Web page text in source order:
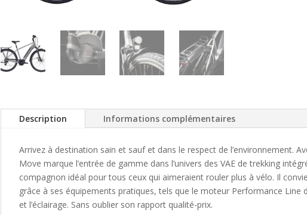
Description Informations complémentaires
Arrivez à destination sain et sauf et dans le respect de l’environnement.
Move marque l’entrée de gamme dans l’univers des VAE de trekking
compagnon idéal pour tous ceux qui aimeraient rouler plus à vélo. Il
grâce à ses équipements pratiques, tels que le moteur Performance Line
et l’éclairage. Sans oublier son rapport qualité-prix.